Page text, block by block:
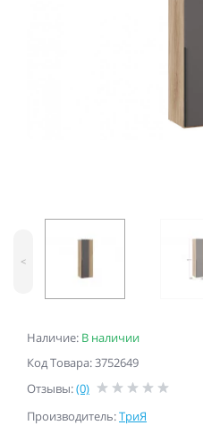
Наличие: В наличии
Код Товара: 3752649
Отзывы:(0)
Производитель:ТриЯ
<